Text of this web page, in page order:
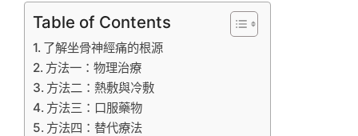
Table of Contents
了解坐骨神經痛的根源
方法一：物理治療
方法二：熱敷與冷敷
方法三：口服藥物
方法四：替代療法